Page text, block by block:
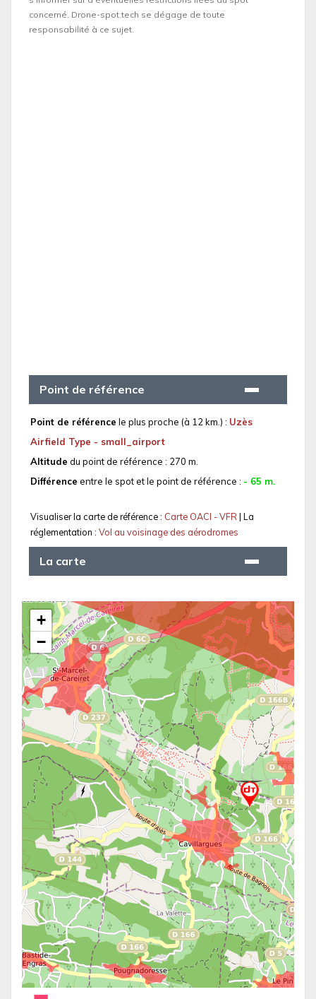
concerné. Drone-spot.tech se dégage de toute
responsabilité à ce sujet.
Point de référence
Point de référence le plus proche (à 12 km.) : Uzès
Airfield Type - small_airport
Altitude du point de référence : 270 m.
Différence entre le spot et le point de référence : - 65 m.
Visualiser la carte de référence : Carte OACI - VFR| La
réglementation : Vol au voisinage des aérodromes
La carte